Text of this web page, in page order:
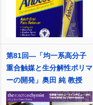
第81回―「均一系高分子
重合触媒と生分解性ポリマ
ーの開発」奥田 純 教授